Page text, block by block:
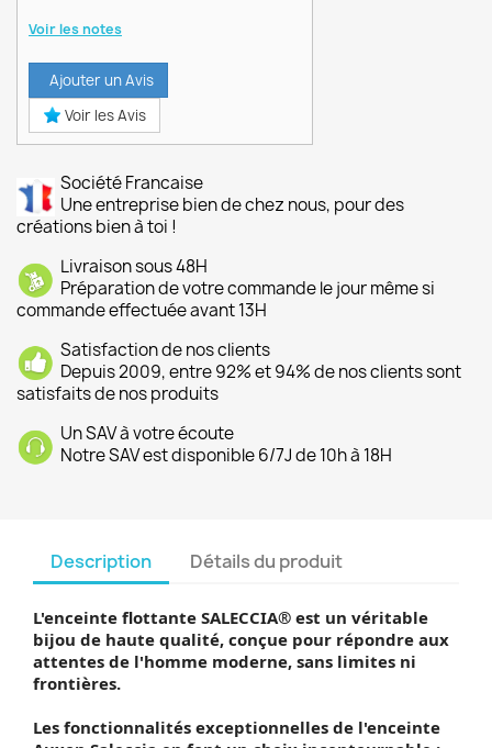
Voir les notes
Ajouter un Avis
Voir les Avis
Société Francaise
Une entreprise bien de chez nous, pour des
créations bien à toi !
Livraison sous 48H
Préparation de votre commande le jour même si
commande effectuée avant 13H
Satisfaction de nos clients
Depuis 2009, entre 92% et 94% de nos clients sont
satisfaits de nos produits
Un SAV à votre écoute
Notre SAV est disponible 6/7J de 10h à 18H
Description Détails du produit
L'enceinte flottante SALECCIA® est un véritable
bijou de haute qualité, conçue pour répondre aux
attentes de l'homme moderne, sans limites ni
frontières.
Les fonctionnalités exceptionnelles de l'enceinte